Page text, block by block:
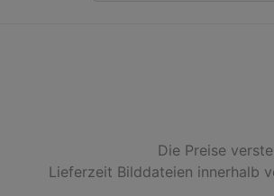
Die Preise
Lieferzeit Bilddateien innerhalb